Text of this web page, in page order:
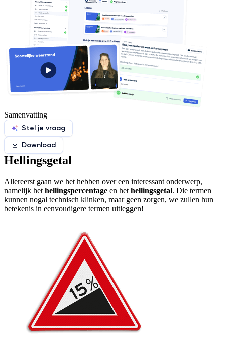
Samenvatting
Stel je vraag
Download
Hellingsgetal
Allereerst gaan we het hebben over een interessant onderwerp,
namelijk het hellingspercentage en het hellingsgetal. Die termen
kunnen nogal technisch klinken, maar geen zorgen, we zullen hun
betekenis in eenvoudigere termen uitleggen!